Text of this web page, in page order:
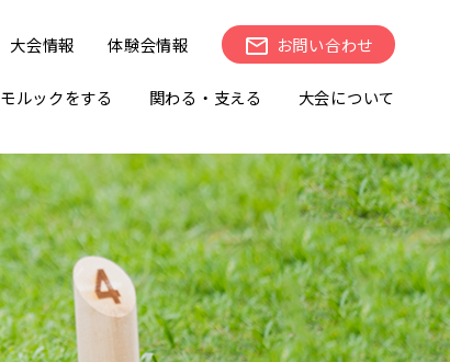
大会情報 体験会情報 お問い合わせ
モルックをする 関わる・支える 大会について